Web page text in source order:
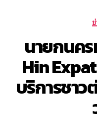
นายกนค
Hin
บริการชา